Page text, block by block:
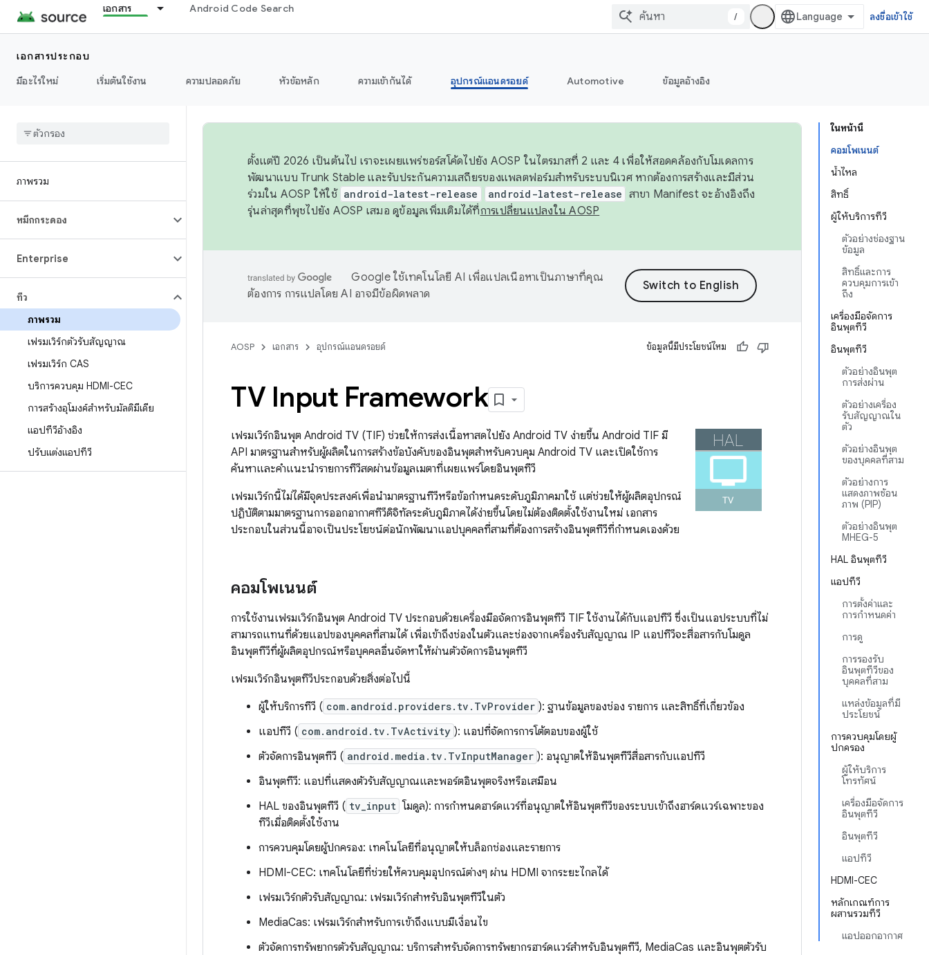
เอกสาร Android Code Search
/ ลงชื่อเข้าใช้
เอกสารประกอบ
มีอะไรใหม่
เริ่มต้นใช้งาน ความปลอดภัย หัวข้อหลัก ความเข้ากันได้ อุปกรณ์แอนดรอยด์ Automotive ข้อมูลอ้างอิง
ภาพรวม
หมึกกระดอง
Enterprise
ทีวี
ภาพรวม
เฟรมเวิร์กตัวรับสัญญาณ
เฟรมเวิร์ก CAS
บริการควบคุม HDMI-CEC
การสร้างอุโมงค์สำหรับมัลติมีเดีย
แอปทีวีอ้างอิง
ปรับแต่งแอปทีวี
ในหน้านี้
คอมโพเนนต์
น้ำไหล
สิทธิ์
ผู้ให้บริการทีวี
ตัวอย่างช่องฐาน
ข้อมูล
สิทธิ์และการ
ควบคุมการเข้า
ถึง
เครื่องมือจัดการ
อินพุตทีวี
อินพุตทีวี
ตัวอย่างอินพุต
การส่งผ่าน
ตัวอย่างเครื่อง
รับสัญญาณใน
ตัว
ตัวอย่างอินพุต
ของบุคคลที่สาม
ตัวอย่างการ
แสดงภาพซ้อน
ภาพ (PIP)
ตัวอย่างอินพุต
MHEG-5
HAL อินพุตทีวี
แอปทีวี
การตั้งค่าและ
การกำหนดค่า
การดู
การรองรับ
อินพุตทีวีของ
บุคคลที่สาม
แหล่งข้อมูลที่มี
ประโยชน์
การควบคุมโดยผู้
ปกครอง
ผู้ให้บริการ
โทรทัศน์
เครื่องมือจัดการ
อินพุตทีวี
อินพุตทีวี
แอปทีวี
HDMI-CEC
หลักเกณฑ์การ
ผสานรวมทีวี
แอปออกอากาศ
ตั้งแต่ปี 2026 เป็นต้นไป เราจะเผยแพร่ซอร์สโค้ดไปยัง AOSP ในไตรมาสที่ 2 และ 4 เพื่อให้สอดคล้องกับโมเดลการ
พัฒนาแบบ Trunk Stable และรับประกันความเสถียรของแพลตฟอร์มสำหรับระบบนิเวศ หากต้องการสร้างและมีส่วน
ร่วมใน AOSP ให้ใช้ android-latest-release android-latest-release สาขา Manifest จะอ้างอิงถึง
รุ่นล่าสุดที่พุชไปยัง AOSP เสมอ ดูข้อมูลเพิ่มเติมได้ที่การเปลี่ยนแปลงใน AOSP
Google ใช้เทคโนโลยี AI เพื่อแปลเนื้อหาเป็นภาษาที่คุณ
ต้องการ การแปลโดย AI อาจมีข้อผิดพลาด
AOSP เอกสาร อุปกรณ์แอนดรอยด์ ข้อมูลนี้มีประโยชน์ไหม
TV Input Framework
เฟรมเวิร์กอินพุต Android TV (TIF) ช่วยให้การส่งเนื้อหาสดไปยัง Android TV ง่ายขึ้น Android TIF มี
API มาตรฐานสำหรับผู้ผลิตในการสร้างข้อบังคับของอินพุตสำหรับควบคุม Android TV และเปิดใช้การ
ค้นหาและคำแนะนำรายการทีวีสดผ่านข้อมูลเมตาที่เผยแพร่โดยอินพุตทีวี
เฟรมเวิร์กนี้ไม่ได้มีจุดประสงค์เพื่อนำมาตรฐานทีวีหรือข้อกำหนดระดับภูมิภาคมาใช้ แต่ช่วยให้ผู้ผลิตอุปกรณ์
ปฏิบัติตามมาตรฐานการออกอากาศทีวีดิจิทัลระดับภูมิภาคได้ง่ายขึ้นโดยไม่ต้องติดตั้งใช้งานใหม่ เอกสาร
ประกอบในส่วนนี้อาจเป็นประโยชน์ต่อนักพัฒนาแอปบุคคลที่สามที่ต้องการสร้างอินพุตทีวีที่กำหนดเองด้วย
คอมโพเนนต์
การใช้งานเฟรมเวิร์กอินพุต Android TV ประกอบด้วยเครื่องมือจัดการอินพุตทีวี TIF ใช้งานได้กับแอปทีวี ซึ่งเป็นแอประบบที่ไม่
สามารถแทนที่ด้วยแอปของบุคคลที่สามได้ เพื่อเข้าถึงช่องในตัวและช่องจากเครื่องรับสัญญาณ IP แอปทีวีจะสื่อสารกับโมดูล
อินพุตทีวีที่ผู้ผลิตอุปกรณ์หรือบุคคลอื่นจัดหาให้ผ่านตัวจัดการอินพุตทีวี
เฟรมเวิร์กอินพุตทีวีประกอบด้วยสิ่งต่อไปนี้
ผู้ให้บริการทีวี ( com.android.providers.tv.TvProvider ): ฐานข้อมูลของช่อง รายการ และสิทธิ์ที่เกี่ยวข้อง
แอปทีวี ( com.android.tv.TvActivity ): แอปที่จัดการการโต้ตอบของผู้ใช้
ตัวจัดการอินพุตทีวี ( android.media.tv.TvInputManager ): อนุญาตให้อินพุตทีวีสื่อสารกับแอปทีวี
อินพุตทีวี: แอปที่แสดงตัวรับสัญญาณและพอร์ตอินพุตจริงหรือเสมือน
HAL ของอินพุตทีวี ( tv_input โมดูล): การกําหนดฮาร์ดแวร์ที่อนุญาตให้อินพุตทีวีของระบบเข้าถึงฮาร์ดแวร์เฉพาะของ
ทีวีเมื่อติดตั้งใช้งาน
การควบคุมโดยผู้ปกครอง: เทคโนโลยีที่อนุญาตให้บล็อกช่องและรายการ
HDMI-CEC: เทคโนโลยีที่ช่วยให้ควบคุมอุปกรณ์ต่างๆ ผ่าน HDMI จากระยะไกลได้
เฟรมเวิร์กตัวรับสัญญาณ: เฟรมเวิร์กสำหรับอินพุตทีวีในตัว
MediaCas: เฟรมเวิร์กสำหรับการเข้าถึงแบบมีเงื่อนไข
ตัวจัดการทรัพยากรตัวรับสัญญาณ: บริการสำหรับจัดการทรัพยากรฮาร์ดแวร์สำหรับอินพุตทีวี, MediaCas และอินพุตตัวรับ